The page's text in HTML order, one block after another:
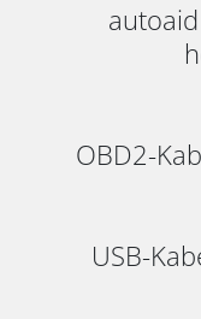
OBD2-
USB-